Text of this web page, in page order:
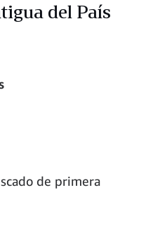
del País
de primera